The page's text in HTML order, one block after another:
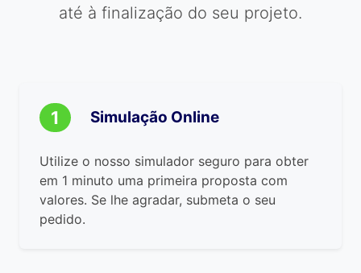
até à finalização do seu projeto.
1 Simulação Online
Utilize o nosso simulador seguro para obter
em 1 minuto uma primeira proposta com
valores. Se lhe agradar, submeta o seu
pedido.